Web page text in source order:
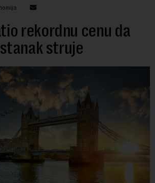
rekordnu cenu da
struje